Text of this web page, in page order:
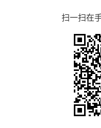
扫一扫在